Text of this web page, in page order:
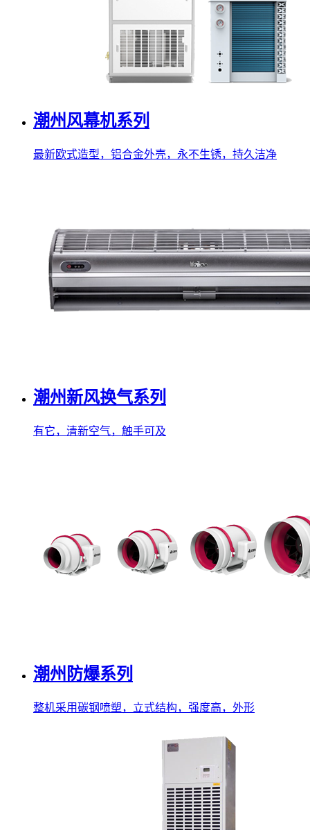
潮州风幕机系列
最新欧式造型，铝合金外壳，永不生锈，持久洁净
潮州新风换气系列
有它，清新空气，触手可及
潮州防爆系列
整机采用碳钢喷塑，立式结构，强度高，外形